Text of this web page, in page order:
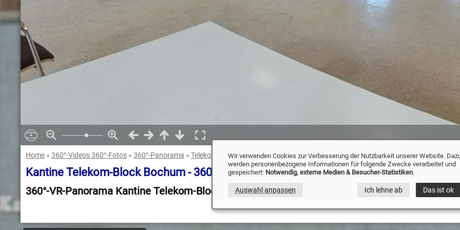
Home » 360°-Videos 360°-Fotos » 360°-Panorama » Telekom Block Bochum Haus Des Wissens» Kantine Telekom-Block Bochum
Kantine Telekom-Block Bochum - 360°-Panorama
360°-VR-Panorama Kantine Telekom-Block Bochum
Wir verwenden Cookies zur Verbesserung der Nutzbarkeit unserer Website.
werden personenbezogene Informationen für folgende Zwecke verarbeitet und
gespeichert: Notwendig, externe Medien & Besucher-Statistiken.
Auswahl anpassen Ich lehne ab Das ist ok